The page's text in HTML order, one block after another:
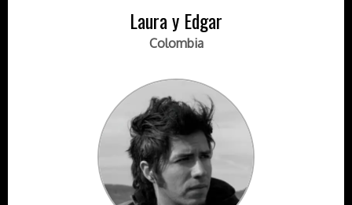
Laura y Edgar
Colombia